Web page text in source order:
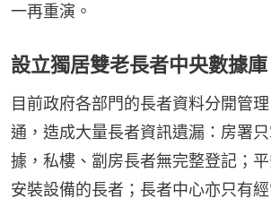
一再重演。
設立獨居雙老長者中央數據庫
目前政府各部門的長者資料分開管
通，造成大量長者資訊遺漏：房署
據，私樓、劏房長者無完整登記；
安裝設備的長者；長者中心亦只有